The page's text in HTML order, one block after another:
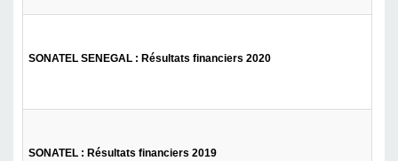
SONATEL SENEGAL : Résultats financiers 2020
SONATEL : Résultats financiers 2019